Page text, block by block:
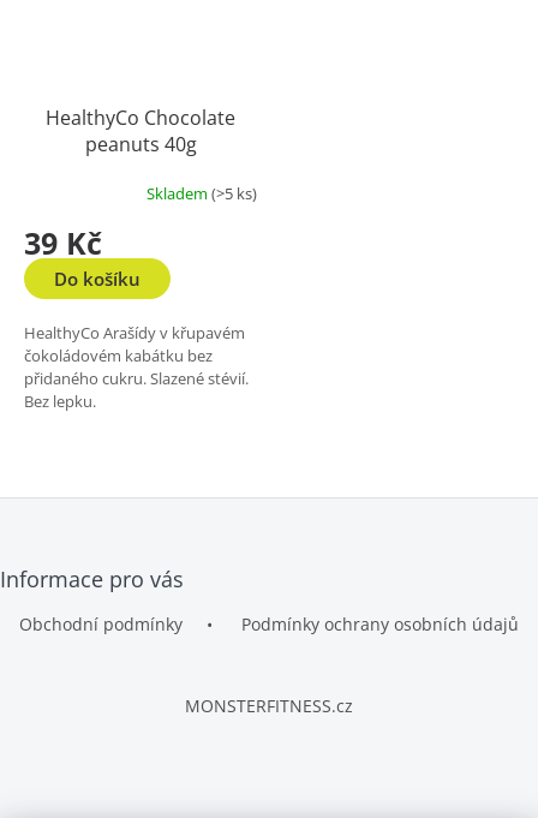
HealthyCo Chocolate
peanuts 40g
Skladem (>5 ks)
39 Kč
Do košíku
HealthyCo Arašídy v křupavém
čokoládovém kabátku bez
přidaného cukru. Slazené stévií.
Bez lepku.
á
Informace pro vás
Obchodní podmínky Podmínky ochrany osobních údajů
MONSTERFITNESS.cz